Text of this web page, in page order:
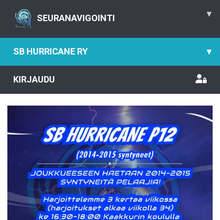
SEURANAVIGOINTI ▾
SB HURRICANE RY ▾
KIRJAUDU